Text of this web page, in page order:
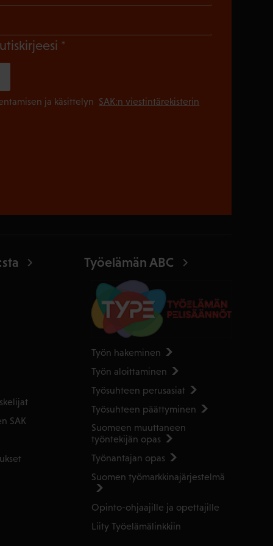
(Pakollinen)
ja käsittelyn SAK:n viestintärekisterin
SAK
Työelämän ABC
Työn hakeminen
Työn aloittaminen
Työsuhteen perusasiat
Työsuhteen päättyminen
Suomeen muuttaneen
työntekijän opas
Työnantajan opas
Suomen työmarkkinajärjestelmä
Opinto-ohjaajille ja opettajille
Liity Työelämälinkkiin